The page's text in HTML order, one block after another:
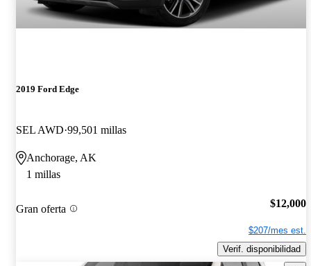
2019 Ford Edge
SEL AWD 99,501 millas
Anchorage, AK
1 millas
Gran oferta $12,000
$207/mes est.
Verif. disponibilidad